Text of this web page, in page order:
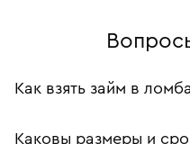
Как взять займ в
из наших филиалов.
Каковы размеры и